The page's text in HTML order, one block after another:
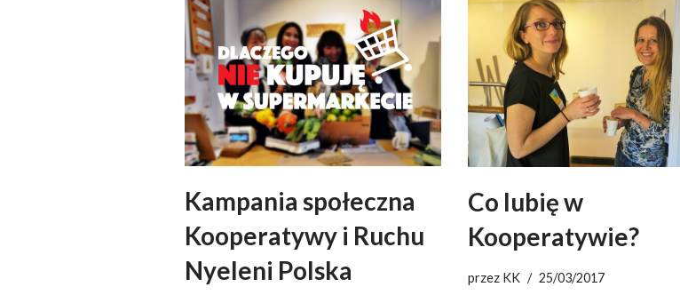
Kampania społeczna
Kooperatywy i Ruchu
Nyeleni Polska
Co lubię w
Kooperatywie?
przez KK 25/03/2017